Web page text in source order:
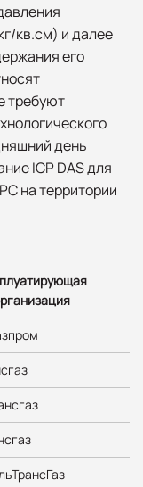
кв.см) и далее
его
требуют
день
ICP DAS для
на территории